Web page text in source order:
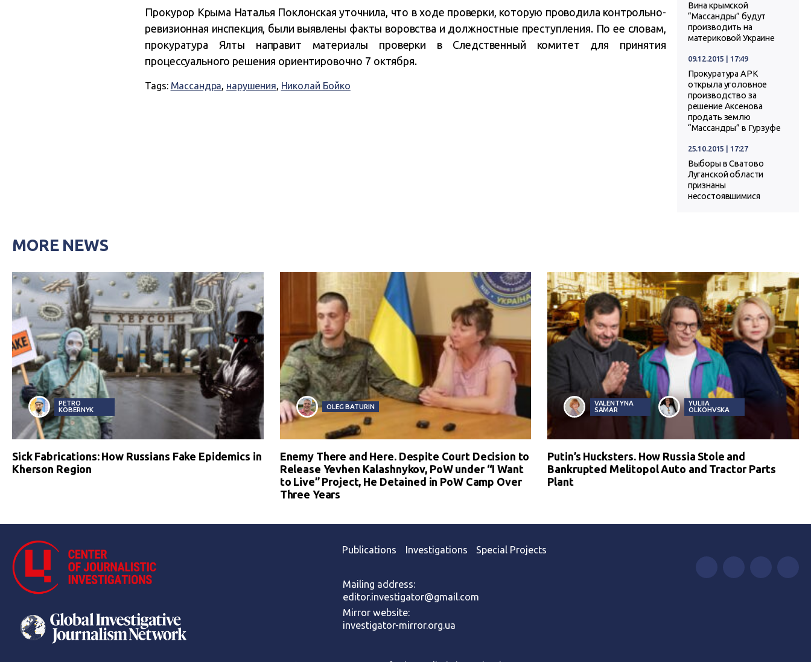
Прокурор Крыма Наталья Поклонская уточнила, что в ходе проверки, которую проводила контрольно-
ревизионная инспекция, были выявлены факты воровства и должностные преступления. По ее словам,
прокуратура Ялты направит материалы проверки в Следственный комитет для принятия
процессуального решения ориентировочно 7 октября.
Tags: Массандра, нарушения, Николай Бойко
Вина крымской
“Массандры” будут
производить на
материковой Украине
09.12.2015 | 17:49
Прокуратура АРК
открыла уголовное
производство за
решение Аксенова
продать землю
“Массандры” в Гурзуфе
25.10.2015 | 17:27
Выборы в Сватово
Луганской области
признаны
несостоявшимися
MORE NEWS
PETRO
KOBERNYK
Sick Fabrications: How Russians Fake Epidemics in
Kherson Region
OLEG BATURIN
Enemy There and Here. Despite Court Decision to
Release Yevhen Kalashnykov, PoW under “I Want
to Live” Project, He Detained in PoW Camp Over
Three Years
VALENTYNA
SAMAR
YULIIA
OLKOHVSKA
Putin’s Hucksters. How Russia Stole and
Bankrupted Melitopol Auto and Tractor Parts
Plant
Publications Investigations Special Projects
Mailing address:
editor.investigator@gmail.com
Mirror website:
investigator-mirror.org.ua